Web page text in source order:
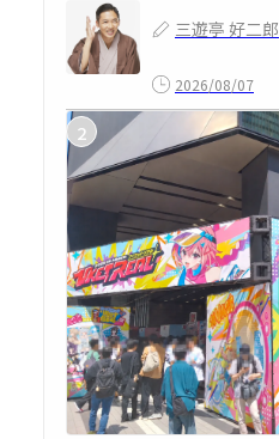
三遊亭 好二郎
2026/08/07